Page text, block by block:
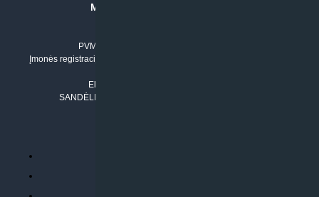
MB “KLIMATO SPRENDIMAI”
PVM mokėtojo numeris: LT100011803210
Įmonės registracijos adresas: Draugystės g. 17-1, LT-51229 Kaunas
El. paštas:
SANDĖLIO ADRESAS: RUDMENOS G. 5-3, Kaunas